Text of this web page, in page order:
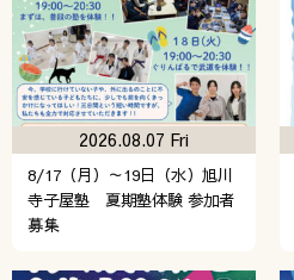
8/17（月）～19日（水）旭川
寺子屋塾 夏期塾体験 参加者
募集
2026.08.07 Fri